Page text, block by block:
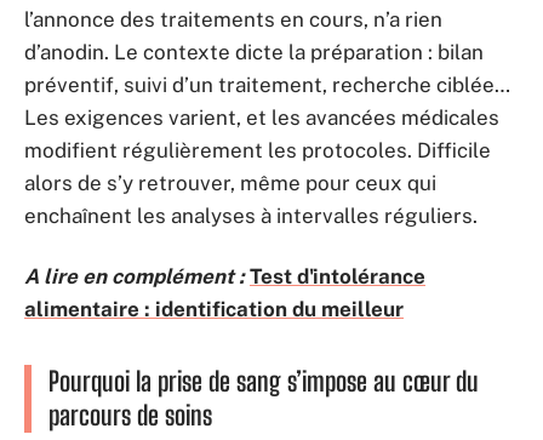
l’annonce des traitements en cours, n’a rien
d’anodin. Le contexte dicte la préparation : bilan
préventif, suivi d’un traitement, recherche ciblée…
Les exigences varient, et les avancées médicales
modifient régulièrement les protocoles. Difficile
alors de s’y retrouver, même pour ceux qui
enchaînent les analyses à intervalles réguliers.
A lire en complément : Test d'intolérance
alimentaire : identification du meilleur
Pourquoi la prise de sang s’impose au cœur du
parcours de soins